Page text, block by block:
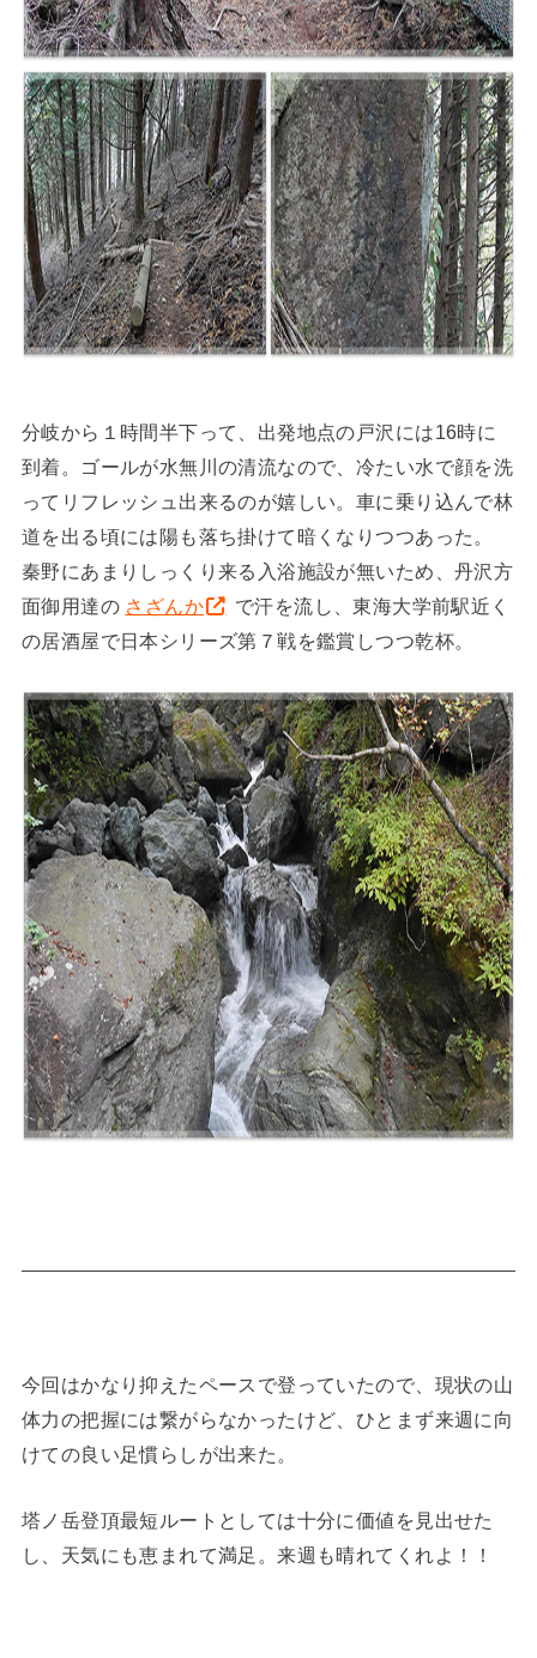
分岐から１時間半下って、出発地点の戸沢には16時に
到着。ゴールが水無川の清流なので、冷たい水で顔を洗
ってリフレッシュ出来るのが嬉しい。車に乗り込んで林
道を出る頃には陽も落ち掛けて暗くなりつつあった。
秦野にあまりしっくり来る入浴施設が無いため、丹沢方
面御用達の さざんか
で汗を流し、東海大学前駅近く
の居酒屋で日本シリーズ第７戦を鑑賞しつつ乾杯。
今回はかなり抑えたペースで登っていたので、現状の山
体力の把握には繋がらなかったけど、ひとまず来週に向
けての良い足慣らしが出来た。
塔ノ岳登頂最短ルートとしては十分に価値を見出せた
し、天気にも恵まれて満足。来週も晴れてくれよ！！